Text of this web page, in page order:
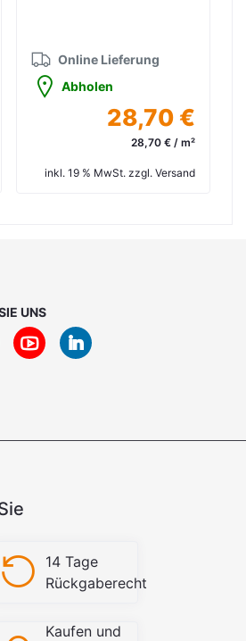
Online Lieferung
Abholen
28,70 €
28,70 € / m²
inkl. 19 % MwSt. zzgl. Versand
UNS
14 Tage
Rückgaberecht
Kaufen und